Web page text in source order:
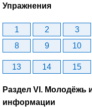
Упражнения
1 2 3
8
9 10
13 14 15
Раздел VI. Молодёжь
информации